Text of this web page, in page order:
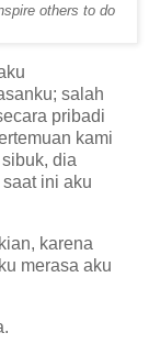
others to do
salah
pribadi
kami
dia
ini aku
karena
merasa aku